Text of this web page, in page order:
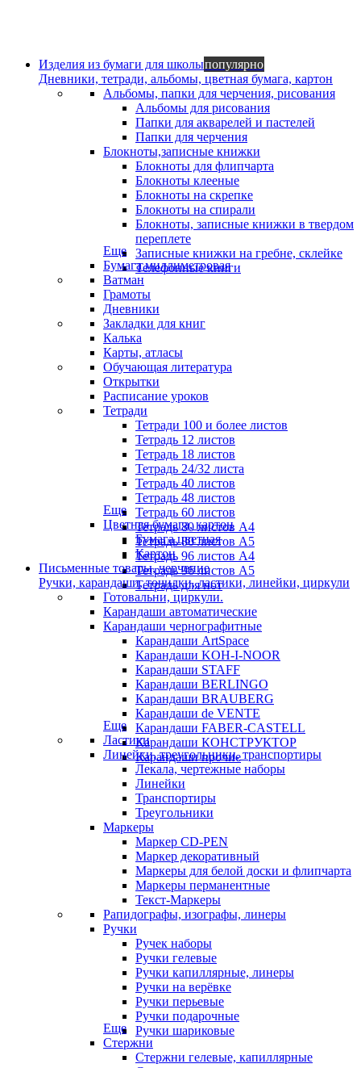
Изделия из бумаги для школыпопулярно
Дневники, тетради, альбомы, цветная бумага, картон
Альбомы, папки для черчения, рисования
Альбомы для рисования
Папки для акварелей и пастелей
Папки для черчения
Блокноты,записные книжки
Блокноты для флипчарта
Блокноты клееные
Блокноты на скрепке
Блокноты на спирали
Блокноты, записные книжки в твердом
переплете
Записные книжки на гребне, склейке
Телефонные книги
Еще
Бумага миллиметровая
Ватман
Грамоты
Дневники
Закладки для книг
Калька
Карты, атласы
Обучающая литература
Открытки
Расписание уроков
Тетради
Тетради 100 и более листов
Тетрадь 12 листов
Тетрадь 18 листов
Тетрадь 24/32 листа
Тетрадь 40 листов
Тетрадь 48 листов
Тетрадь 60 листов
Тетрадь 80 листов А4
Тетрадь 80 листов А5
Тетрадь 96 листов А4
Тетрадь 96 листов А5
Тетрадь для нот
Еще
Цветная бумага, картон
Бумага цветная
Картон
Письменные товары, черчение
Ручки, карандаши, точилки, ластики, линейки, циркули
Готовальни, циркули.
Карандаши автоматические
Карандаши чернографитные
Карандаши ArtSpace
Карандаши KOH-I-NOOR
Карандаши STAFF
Карандаши BERLINGO
Карандаши BRAUBERG
Карандаши de VENTE
Карандаши FABER-CASTELL
Карандаши КОНСТРУКТОР
Карандаши прочие
Еще
Ластики
Линейки, треугольники, транспортиры
Лекала, чертежные наборы
Линейки
Транспортиры
Треугольники
Маркеры
Маркер CD-PEN
Маркер декоративный
Маркеры для белой доски и флипчарта
Маркеры перманентные
Текст-Маркеры
Рапидографы, изографы, линеры
Ручки
Ручек наборы
Ручки гелевые
Ручки капиллярные, линеры
Ручки на верёвке
Ручки перьевые
Ручки подарочные
Ручки шариковые
Еще
Стержни
Стержни гелевые, капиллярные